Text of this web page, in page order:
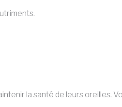
la santé de leurs oreilles.